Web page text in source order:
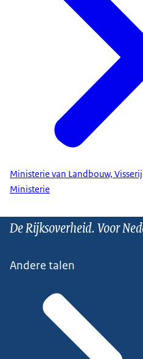
Ministerie van Landbouw,
Ministerie
De Rijksoverheid. Voor
Andere talen